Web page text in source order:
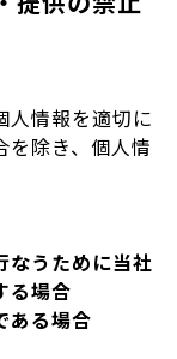
人情報を適切に
を除き、個人情
なうために当社
る場合
ある場合